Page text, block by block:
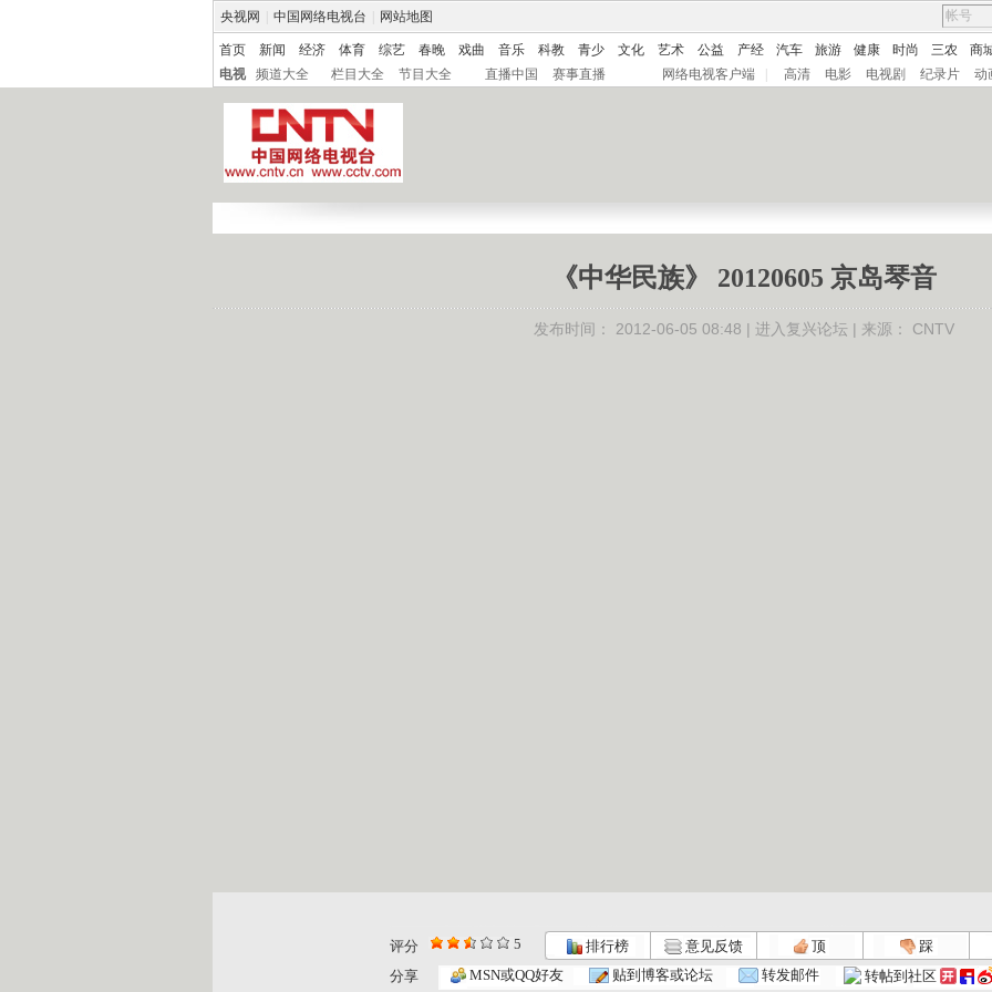
央视网 中国网络电视台 网站地图
首页 新闻 经济 体育 综艺 春晚 戏曲 音乐 科教 青少 文化 艺术 公益 产经 汽车 旅游 健康 时尚 三农
商
电视
频道大全 栏目大全 节目大全 直播中国 赛事直播 网络电视客户端 高清 电影 电视剧 纪录片 动
《中华民族》 20120605 京岛琴音
发布时间： 2012-06-05 08:48 | 进入复兴论坛 | 来源： CNTV
评分 5 排行榜 意见反馈 顶
踩
分享
MSN或QQ好友 贴到博客或论坛 转发邮件 转帖到社区